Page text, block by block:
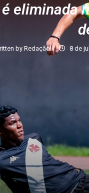
eliminada
by Redação 8 de